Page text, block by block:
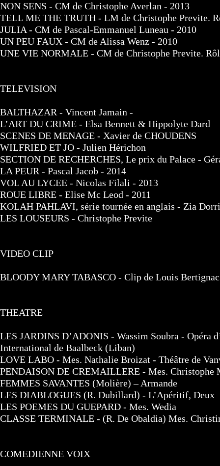
NON SENS - CM de Christophe Averlan - 2013
TELL ME THE TRUTH - LM de Christophe Previte.
JULIA - CM de Pascal-Emmanuel Luneau - 2010
UN PEU FAUX - CM de Alissa Wenz - 2010
UNE VIE NORMALE - CM de Christophe Previte.
TELEVISION
BALTHAZAR - Vincent Jamain -
L’ART DU CRIME - Elsa Bennett & Hippolyte Dard
SCENES DE MENAGE - Xavier de CHOUDENS
WILFRIED ET JO - Julien Hérichon
SECTION DE RECHERCHES, Le prix du Palace -
LA PEUR - Pascal Jacob - 2014
VOL AU LYCEE - Nicolas Filali - 2013
ROUE LIBRE - Elise Mc Leod - 2011
KOLAH PAHLAVI, série tournée en anglais - Zia
LES LOUSEURS - Christophe Previte
VIDEO CLIP
BLOODY MARY TABASCO - Clip de Louis
THEATRE
LES JARDINS D’ADONIS - Wassim Soubra - Opéra
International de Baalbeck (Liban)
LOVE LABO - Mes. Nathalie Broizat - Théâtre de
PENDAISON DE CREMAILLERE - Mes. Christophe
FEMMES SAVANTES (Molière) – Armande
LES DIABLOGUES (R. Dubillard) - L’Apéritif, Deux
LES POEMES DU GUEPARD - Mes. Wedia
CLASSE TERMINALE - (R. De Obaldia) Mes.
COMEDIENNE VOIX